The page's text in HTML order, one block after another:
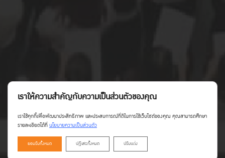
Copyright©Faculty of Economics KU
เราให้ความสำคัญกับความเป็นส่วนตัวของคุณ
เราใช้คุกกี้เพื่อพัฒนาประสิทธิภาพ และประสบการณ์ที่ดีในการใช้เว็บไซต์ของคุณ คุณสามารถศึกษา
รายละเอียดได้ที่นโยบายความเป็นส่วนตัว
ยอมรับทั้งหมด ปฏิเสธทั้งหมด ปรับแต่ง